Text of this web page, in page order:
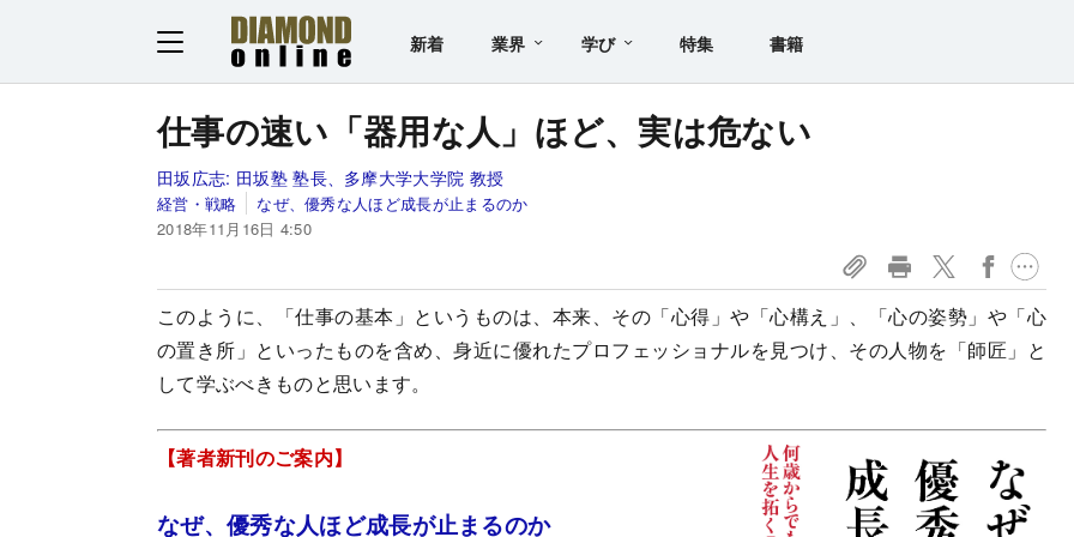
新着 業界 学び 特集 書籍
仕事の速い「器用な人」ほど、実は危ない
田坂広志: 田坂塾 塾長、多摩大学大学院 教授
経営・戦略
なぜ、優秀な人ほど成長が止まるのか
2018年11月16日 4:50
このように、「仕事の基本」というものは、本来、その「心得」や「心構え」、「心の姿勢」や「心
の置き所」といったものを含め、身近に優れたプロフェッショナルを見つけ、その人物を「師匠」と
して学ぶべきものと思います。
【著者新刊のご案内】
なぜ、優秀な人ほど成長が止まるのか